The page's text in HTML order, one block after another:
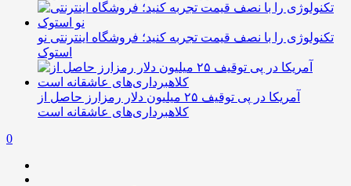
تکنولوژی را با نصف قیمت تجربه کنید؛ فروشگاه اینترنتی نو
استوک
آمریکا در پی توقیف ۲۵ میلیون دلار رمزارز حاصل از
کلاهبرداری‌های عاشقانه است
0